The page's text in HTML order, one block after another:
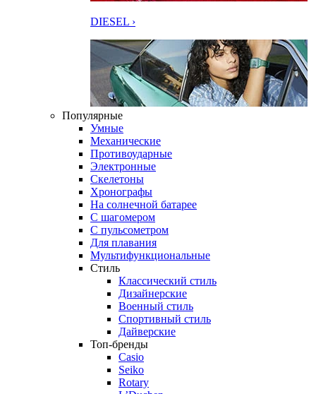
DIESEL ›
Популярные
Умные
Механические
Противоударные
Электронные
Скелетоны
Хронографы
На солнечной батарее
С шагомером
С пульсометром
Для плавания
Мультифункциональные
Стиль
Классический стиль
Дизайнерские
Военный стиль
Спортивный стиль
Дайверские
Топ-бренды
Casio
Seiko
Rotary